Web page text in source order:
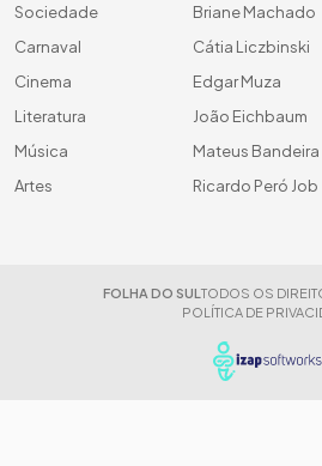
Sociedade
Carnaval
Cinema
Literatura
Música
Artes
Briane Machado
Cátia Liczbinski
Edgar Muza
João Eichbaum
Mateus Bandeira
Ricardo Peró Job
FOLHA DO SUL TODOS OS
POLÍTICA DE